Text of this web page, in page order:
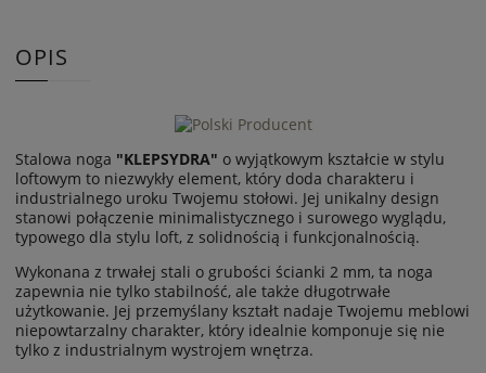
OPIS
Stalowa noga "KLEPSYDRA" o wyjątkowym kształcie w stylu
loftowym to niezwykły element, który doda charakteru i
industrialnego uroku Twojemu stołowi. Jej unikalny design
stanowi połączenie minimalistycznego i surowego wyglądu,
typowego dla stylu loft, z solidnością i funkcjonalnością.
Wykonana z trwałej stali o grubości ścianki 2 mm, ta noga
zapewnia nie tylko stabilność, ale także długotrwałe
użytkowanie. Jej przemyślany kształt nadaje Twojemu meblowi
niepowtarzalny charakter, który idealnie komponuje się nie
tylko z industrialnym wystrojem wnętrza.